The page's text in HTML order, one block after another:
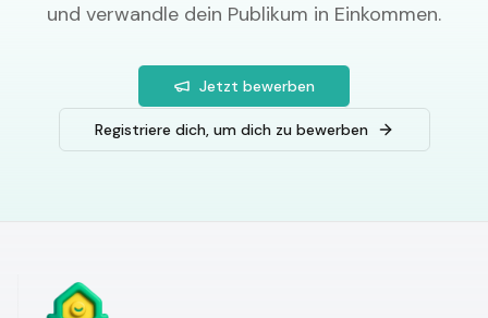
und verwandle dein Publikum in Einkommen.
Jetzt bewerben
Registriere dich, um dich zu bewerben